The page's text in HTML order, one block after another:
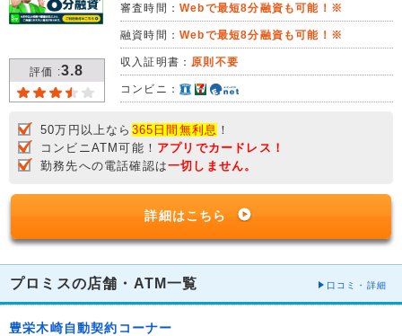
評価 :3.8
審査時間： Webで最短8分融資も可能！※
融資時間： Webで最短8分融資も可能！※
収入証明書： 原則不要
コンビニ：
50万円以上なら 365日間無利息 ！
コンビニATM可能！ アプリでカードレス！
勤務先への電話確認は一切しません。
詳細はこちら
プロミスの店舗・ATM一覧 口コミ・詳細
豊栄木崎自動契約コーナー